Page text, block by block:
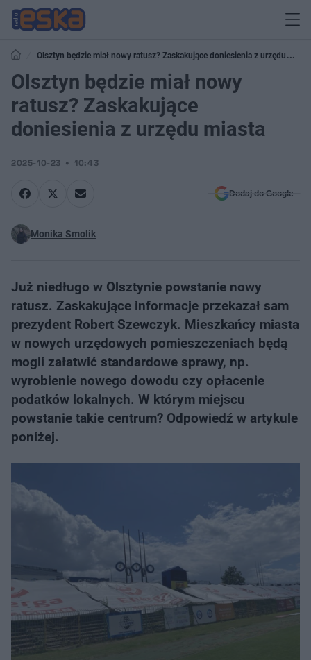
Olsztyn będzie miał nowy ratusz? Zaskakujące doniesienia z urzędu
miasta
Olsztyn będzie miał nowy
ratusz? Zaskakujące
doniesienia z urzędu miasta
2025-10-23 10:43
Dodaj do Google
Monika Smolik
Już niedługo w Olsztynie powstanie nowy
ratusz. Zaskakujące informacje przekazał sam
prezydent Robert Szewczyk. Mieszkańcy miasta
w nowych urzędowych pomieszczeniach będą
mogli załatwić standardowe sprawy, np.
wyrobienie nowego dowodu czy opłacenie
podatków lokalnych. W którym miejscu
powstanie takie centrum? Odpowiedź w artykule
poniżej.